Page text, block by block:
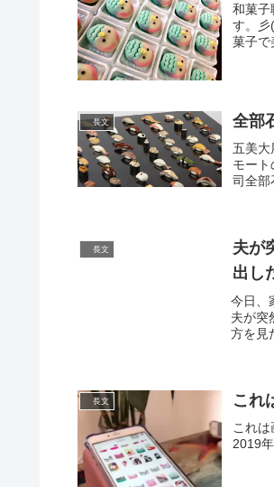
和菓子
す。彡
菓子で
長文 全部
五美大
モー
司全部
長文
夫が
出し
今日、
夫が突
方を見
長文 これ
これ
2019